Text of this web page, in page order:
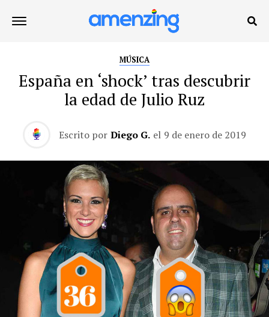
MÚSICA
España en ‘shock’ tras descubrir
la edad de Julio Ruz
Escrito por Diego G. el 9 de enero de 2019